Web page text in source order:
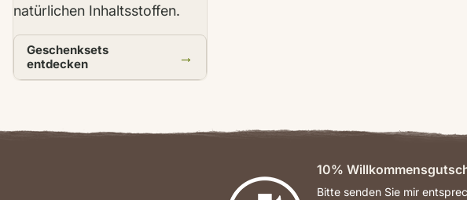
natürlichen Inhaltsstoffen.
Geschenksets
entdecken
→
10%
Bitte senden Sie mir